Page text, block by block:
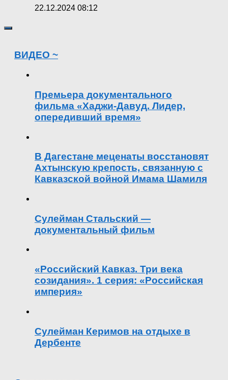
22.12.2024 08:12
ВИДЕО ~
Премьера документального
фильма «Хаджи-Давуд. Лидер,
опередивший время»
В Дагестане меценаты восстановят
Ахтынскую крепость, связанную с
Кавказской войной Имама Шамиля
Сулейман Стальский —
документальный фильм
«Российский Кавказ. Три века
созидания». 1 серия: «Российская
империя»
Сулейман Керимов на отдыхе в
Дербенте